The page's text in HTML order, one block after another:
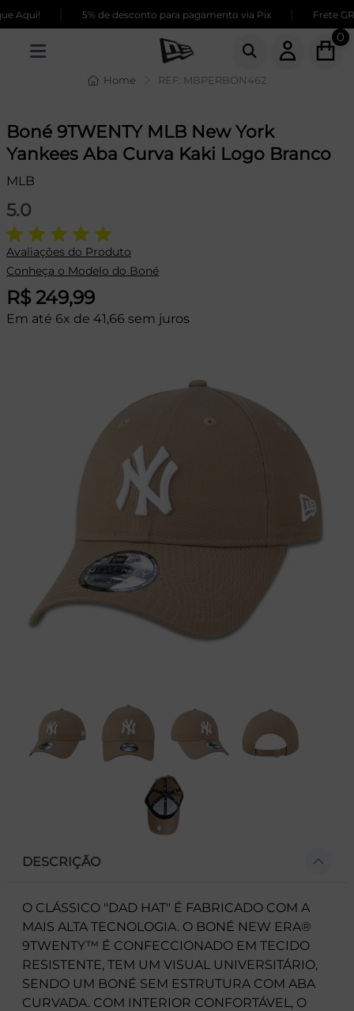
Aqui! 5% de desconto para pagamento via Pix Frete
0
Home REF: MBPERBON462
Boné 9TWENTY MLB New York
Yankees Aba Curva Kaki Logo Branco
MLB
5.0
Avaliações do Produto
Conheça o Modelo do Boné
R$ 249,99
Em até 6x de 41,66 sem juros
DESCRIÇÃO
O CLÁSSICO "DAD HAT" É FABRICADO COM A
MAIS ALTA TECNOLOGIA. O BONÉ NEW ERA®
9TWENTY™ É CONFECCIONADO EM TECIDO
RESISTENTE, TEM UM VISUAL UNIVERSITÁRIO,
SENDO UM BONÉ SEM ESTRUTURA COM ABA
CURVADA. COM INTERIOR CONFORTÁVEL, O